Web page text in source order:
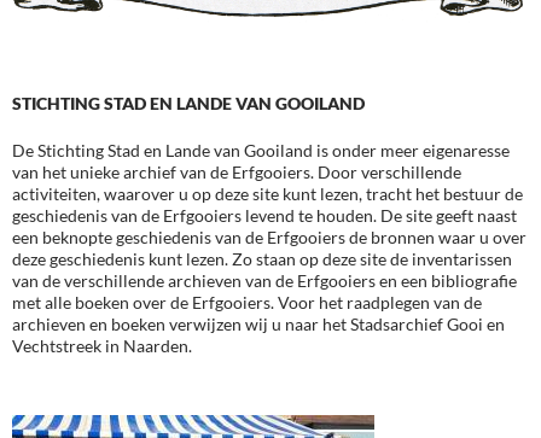
STICHTING STAD EN LANDE VAN GOOILAND
De Stichting Stad en Lande van Gooiland is onder meer eigenaresse
van het unieke archief van de Erfgooiers. Door verschillende
activiteiten, waarover u op deze site kunt lezen, tracht het bestuur de
geschiedenis van de Erfgooiers levend te houden. De site geeft naast
een beknopte geschiedenis van de Erfgooiers de bronnen waar u over
deze geschiedenis kunt lezen. Zo staan op deze site de inventarissen
van de verschillende archieven van de Erfgooiers en een bibliografie
met alle boeken over de Erfgooiers. Voor het raadplegen van de
archieven en boeken verwijzen wij u naar het Stadsarchief Gooi en
Vechtstreek in Naarden.